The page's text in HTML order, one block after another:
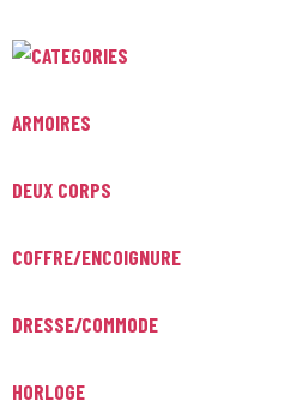
ARMOIRES
DEUX CORPS
COFFRE/ENCOIGNURE
DRESSE/COMMODE
HORLOGE